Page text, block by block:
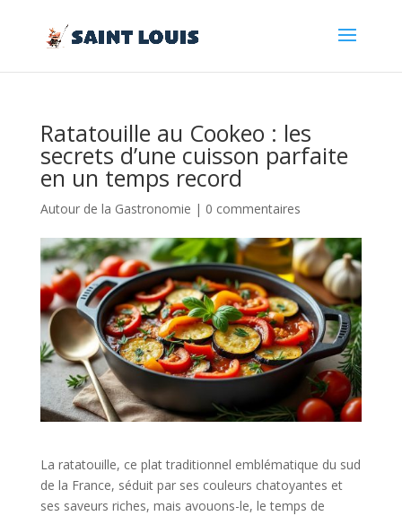
Ratatouille au Cookeo : les
secrets d’une cuisson parfaite
en un temps record
Autour de la Gastronomie | 0 commentaires
La ratatouille, ce plat traditionnel emblématique du sud
de la France, séduit par ses couleurs chatoyantes et
ses saveurs riches, mais avouons-le, le temps de